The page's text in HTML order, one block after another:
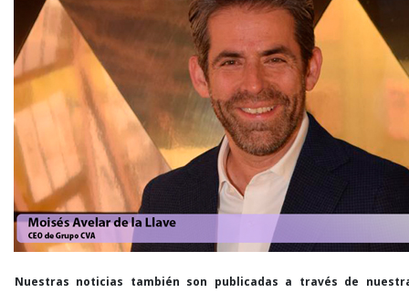
Nuestras noticias también son publicadas a través de